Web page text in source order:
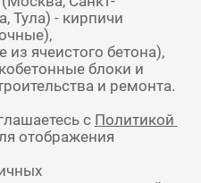
Тула) - кирпичи
блоки и
с
Политикой
отображения